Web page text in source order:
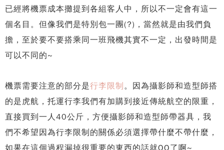
已經將機票成本攤提到各組客人中，所以不一定會有這一
個名目。但像我們是特別包一團(?)，當然就是由我們負
擔，至於要不要搭乘同一班飛機其實不一定，出發時間是
可以不同的~
機票需要注意的部分是行李限制 。因為攝影師和造型師搭
的是虎航，托運行李我們有加購到接近傳統航空的限重，
直接買到一人40公斤，方便攝影師和造型師帶器具，我
們不希望因為行李限制的關係必須選擇帶什麼不帶什麼，